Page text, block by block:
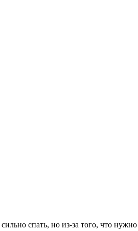
спать, но из-за того, что